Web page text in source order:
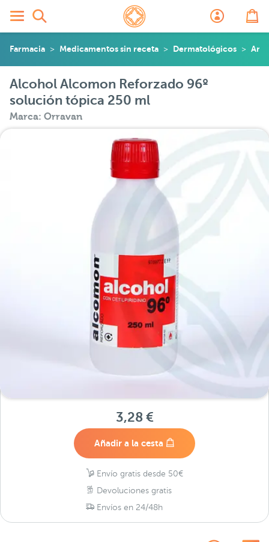
Farmacia Medicamentos sin receta Dermatológicos
Alcohol Alcomon Reforzado 96º
solución tópica 250 ml
Marca: Orravan
3,28 €
Añadir a la cesta
Envío gratis desde 50€
Devoluciones gratis
Envíos en 24/48h